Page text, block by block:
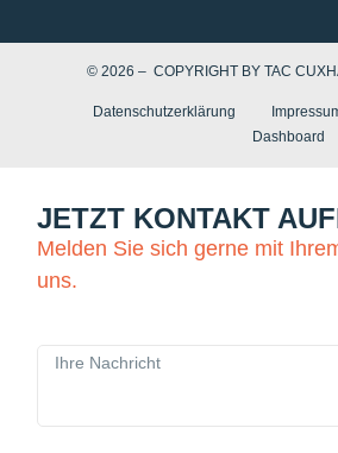
© 2026 – COPYRIGHT BY TAC
Datenschutzerklärung
Dashboard
JETZT KONTAKT
Melden Sie sich gerne mit
uns.